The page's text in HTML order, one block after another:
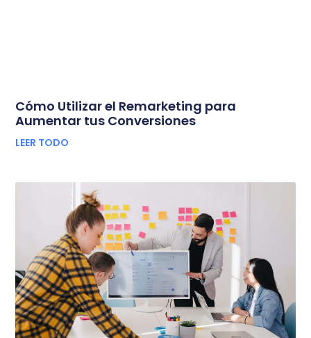
Cómo Utilizar el Remarketing para
Aumentar tus Conversiones
LEER TODO